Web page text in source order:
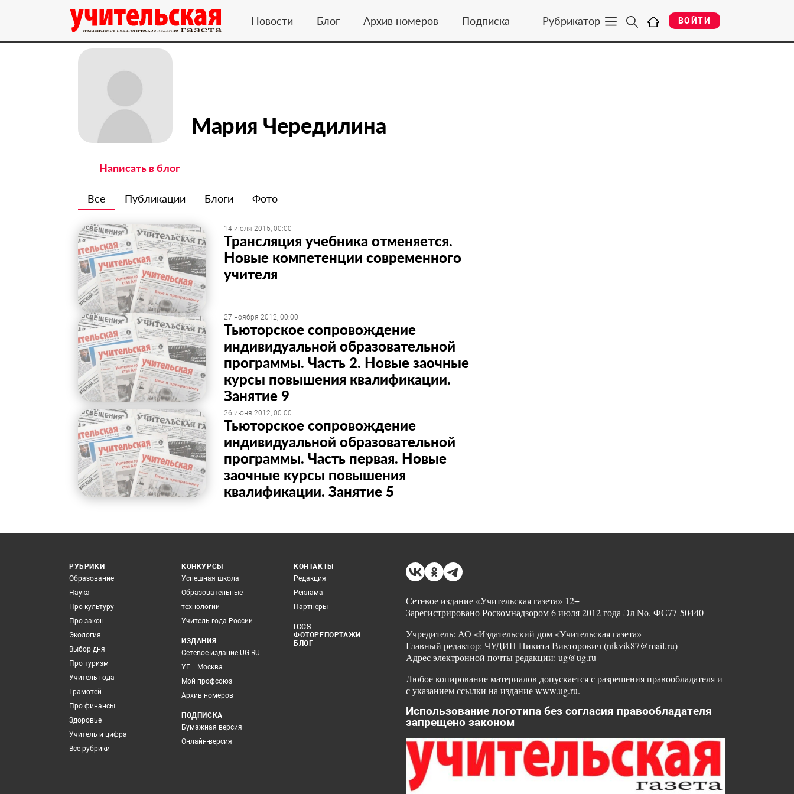
Новости Блог Архив номеров Подписка Рубрикатор ВОЙТИ
Мария Чередилина
Написать в блог
Все Публикации Блоги Фото
14 июля 2015, 00:00
Трансляция учебника отменяется.
Новые компетенции современного
учителя
27 ноября 2012, 00:00
Тьюторское сопровождение
индивидуальной образовательной
программы. Часть 2. Новые заочные
курсы повышения квалификации.
Занятие 9
26 июня 2012, 00:00
Тьюторское сопровождение
индивидуальной образовательной
программы. Часть первая. Новые
заочные курсы повышения
квалификации. Занятие 5
РУБРИКИ
Образование
Наука
Про культуру
Про закон
Экология
Выбор дня
Про туризм
Учитель года
Грамотей
Про финансы
Здоровье
Учитель и цифра
Все рубрики
КОНКУРСЫ
Успешная школа
Образовательные
технологии
Учитель года России
ИЗДАНИЯ
Сетевое издание UG.RU
УГ – Москва
Мой профсоюз
Архив номеров
ПОДПИСКА
Бумажная версия
Онлайн-версия
КОНТАКТЫ
Редакция
Реклама
Партнеры
ICCS
ФОТОРЕПОРТАЖИ
БЛОГ
Сетевое издание «Учительская газета» 12+
Зарегистрировано Роскомнадзором 6 июля 2012 года Эл No. ФС77-50440
Учредитель: АО «Издательский дом «Учительская газета»
Главный редактор: ЧУДИН Никита Викторович (nikvik87@mail.ru)
Адрес электронной почты редакции: ug@ug.ru
Любое копирование материалов допускается с разрешения правообладателя и
с указанием ссылки на издание www.ug.ru.
Использование логотипа без согласия правообладателя
запрещено законом